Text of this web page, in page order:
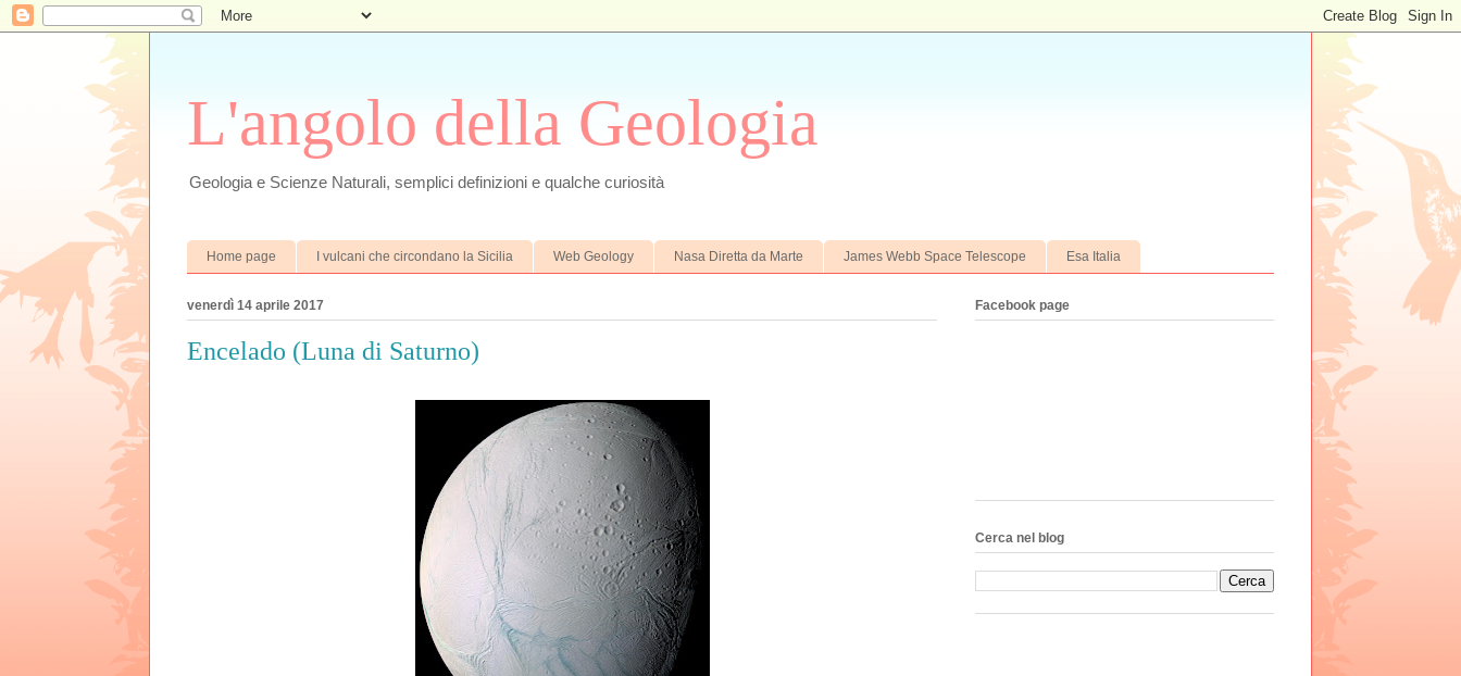
L'angolo della Geologia
Geologia e Scienze Naturali, semplici definizioni e qualche curiosità
Home page I vulcani che circondano la Sicilia Web Geology Nasa Diretta da Marte James Webb Space Telescope Esa Italia
venerdì 14 aprile 2017
Encelado (Luna di Saturno)
Facebook page
Cerca nel blog